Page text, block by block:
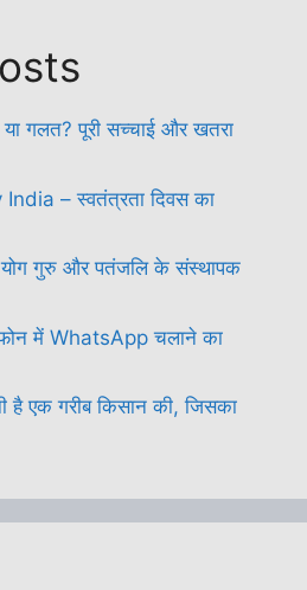
या गलत? पूरी सच्चाई और खतरा
– स्वतंत्रता दिवस का
योग गुरु और पतंजलि के संस्थापक
में WhatsApp चलाने का
एक गरीब किसान की, जिसका